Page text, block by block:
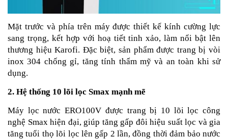
Mặt trước và phía trên máy được thiết kế kính cường lực
sang trọng, kết hợp với hoạ tiết tinh xảo, làm nổi bật lên
thương hiệu Karofi. Đặc biệt, sản phẩm được trang bị vòi
inox 304 chống gỉ, tăng tính thẩm mỹ và an toàn khi sử
dụng.
2. Hệ thống 10 lõi lọc Smax mạnh mẽ
Máy lọc nước ERO100V được trang bị 10 lõi lọc công
nghệ Smax hiện đại, giúp tăng gấp đôi hiệu suất lọc và gia
tăng tuổi thọ lõi lọc lên gấp 2 lần, đồng thời đảm bảo nước